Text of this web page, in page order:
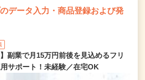
データ入力・商品登録および発
副業で月15万円前後を見込めるフリ
サポート！未経験／在宅OK